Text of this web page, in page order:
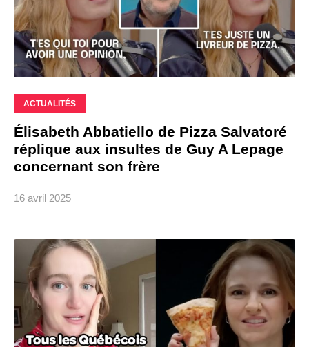
ACTUALITÉS
Élisabeth Abbatiello de Pizza Salvatoré
réplique aux insultes de Guy A Lepage
concernant son frère
16 avril 2025